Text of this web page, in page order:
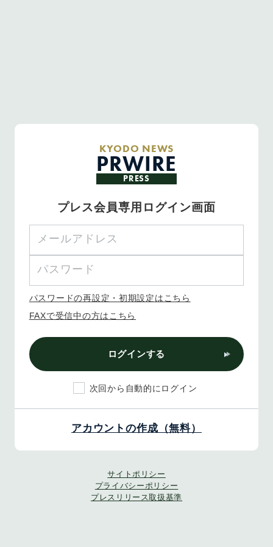
KYODO NEWS
PRWIRE
PRESS
プレス会員専用ログイン画面
パスワードの再設定・初期設定はこちら
FAXで受信中の方はこちら
ログインする
次回から自動的にログイン
アカウントの作成（無料）
サイトポリシー
プライバシーポリシー
プレスリリース取扱基準